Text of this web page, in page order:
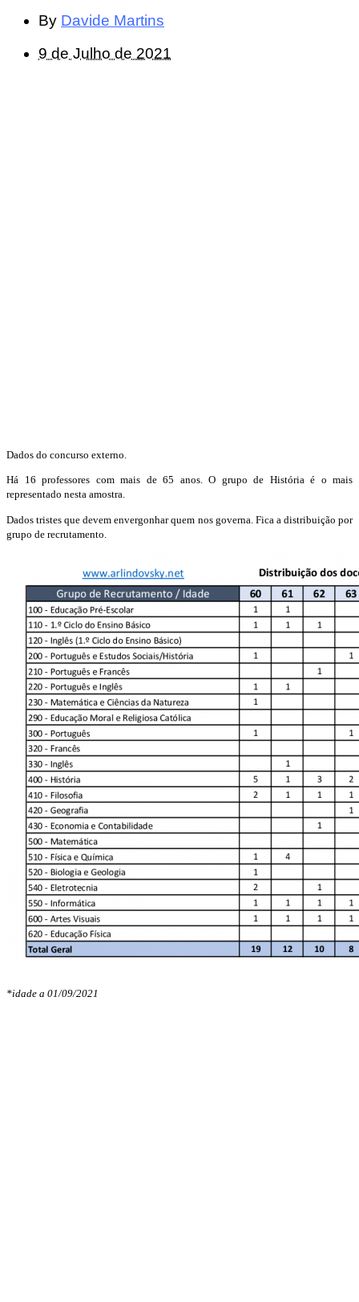
By Davide Martins
9 de Julho de 2021
Dados do concurso externo.
Há 16 professores com mais de 65 anos. O grupo de História é o mais
representado nesta amostra.
Dados tristes que devem envergonhar quem nos governa. Fica a distribuição por
grupo de recrutamento.
*idade a 01/09/2021